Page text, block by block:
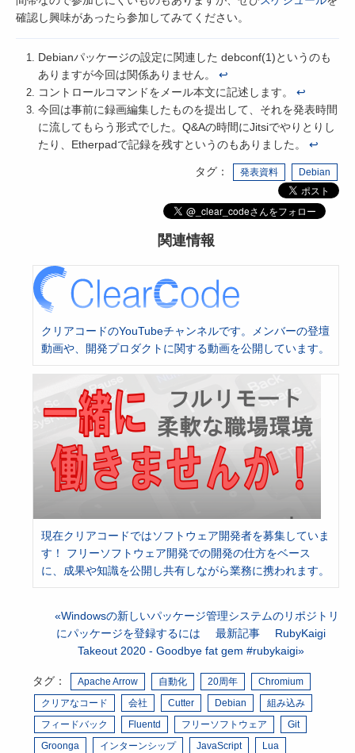
確認し興味があったら参加してみてください。
Debianパッケージの設定に関連した debconf(1)というのも
ありますが今回は関係ありません。 ↩
コントロールコマンドをメール本文に記述します。 ↩
今回は事前に録画編集したものを提出して、それを発表時間
に流してもらう形式でした。Q&Aの時間にJitsiでやりとりし
たり、Etherpadで記録を残すというのもありました。 ↩
タグ： 発表資料 Debian
関連情報
クリアコードのYouTubeチャンネルです。メンバーの登壇
動画や、開発プロダクトに関する動画を公開しています。
現在クリアコードではソフトウェア開発者を募集していま
す！ フリーソフトウェア開発での開発の仕方をベース
に、成果や知識を公開し共有しながら業務に携われます。
Windowsの新しいパッケージ管理システムのリポジトリ
にパッケージを登録するには
最新記事
RubyKaigi
Takeout 2020 - Goodbye fat gem #rubykaigi
タグ： Apache Arrow 自動化 20周年
Chromium
クリアなコード
会社 Cutter Debian
組み込み
フィードバック
Fluentd フリーソフトウェア
Git
Groonga
インターンシップ JavaScript
Lua